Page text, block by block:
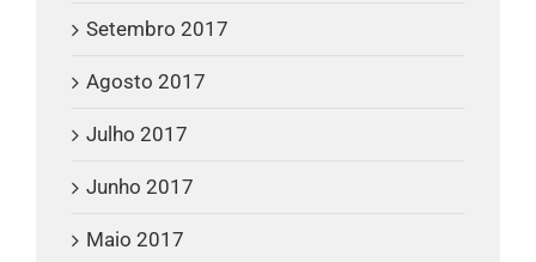
Setembro 2017
Agosto 2017
Julho 2017
Junho 2017
Maio 2017